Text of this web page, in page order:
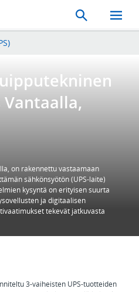
Search
Toggle
Mobile
on rakennettu vastaamaan
sähkönsyötön (UPS-laite)
kysyntä on erityisen suurta
ja digitaalisen
tekevät jatkuvasta
3-vaiheisten UPS-tuotteiden